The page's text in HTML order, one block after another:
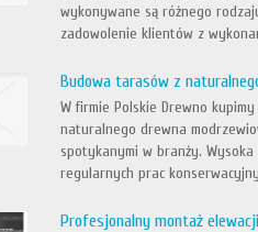
wykonywane są różnego
zadowolenie klientów z
Budowa tarasów z
W firmie Polskie Drewno
naturalnego drewna
spotykanymi w branży.
regularnych prac
Profesjonalny montaż